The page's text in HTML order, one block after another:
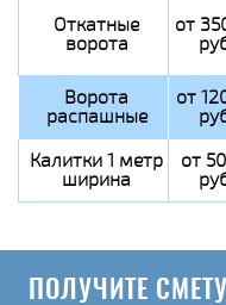
Откатные
ворота
от
Ворота
распашные
от
Калитки 1 метр
ширина
от
ПОЛУЧИТЕ